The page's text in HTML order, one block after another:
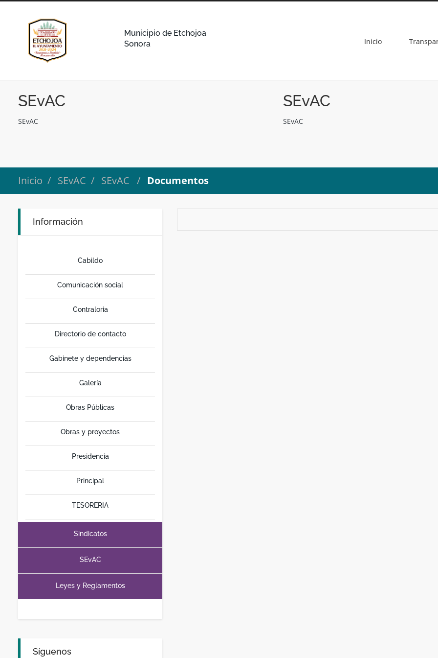
Municipio de Etchojoa
Sonora
Inicio
SEvAC
SEvAC
SEvAC
SEvAC
Inicio SEvAC SEvAC Documentos
Información
Cabildo
Comunicación social
Contraloria
Directorio de contacto
Gabinete y dependencias
Galería
Obras Públicas
Obras y proyectos
Presidencia
Principal
TESORERIA
Sindicatos
SEvAC
Leyes y Reglamentos
Síguenos